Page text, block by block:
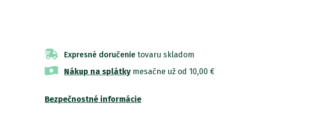
Expresné doručenie tovaru skladom
Nákup na splátkymesačne už od 10,00 €
Bezpečnostné informácie